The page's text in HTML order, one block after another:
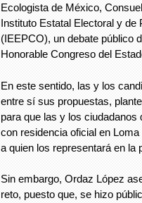
Ecologista de México,
Instituto Estatal Electoral y de
(IEEPCO), un debate público
Honorable Congreso del
En este sentido, las y los
entre sí sus propuestas,
para que las y los ciudadanos
con residencia oficial en
a quien los representará en la
Sin embargo, Ordaz López
reto, puesto que, se hizo